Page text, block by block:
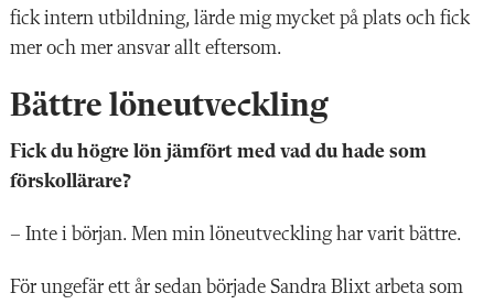
fick intern utbildning, lärde mig mycket på plats och fick
mer och mer ansvar allt eftersom.
Bättre löneutveckling
Fick du högre lön jämfört med vad du hade som
förskollärare?
– Inte i början. Men min löneutveckling har varit bättre.
För ungefär ett år sedan började Sandra Blixt arbeta som